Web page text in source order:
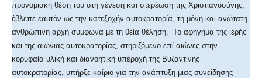
προνομιακή θέση του στη γένεση και στερέωση της Χριστιανοσύνης,
έβλεπε εαυτόν ως την κατεξοχήν αυτοκρατορία, τη μόνη και ανώτατη
ανθρώπινη αρχή σύμφωνα με τη θεία θέληση. Το αφήγημα της ιερής
και της αιώνιας αυτοκρατορίας, στηριζόμενο επί αιώνες στην
κορυφαία υλική και διανοητική υπεροχή της Βυζαντινής
αυτοκρατορίας, υπήρξε καίριο για την ανάπτυξη μιας συνείδησης